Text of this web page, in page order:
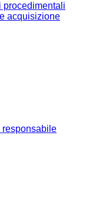
procedimentali
acquisizione
responsabile